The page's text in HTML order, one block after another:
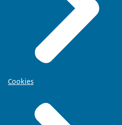
Cookies